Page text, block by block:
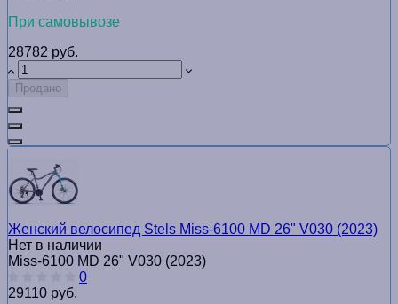
При самовывозе
28782 руб.
Продано
Женский велосипед Stels Miss-6100 MD 26" V030 (2023)
Нет в наличии
Miss-6100 MD 26" V030 (2023)
0
29110 руб.